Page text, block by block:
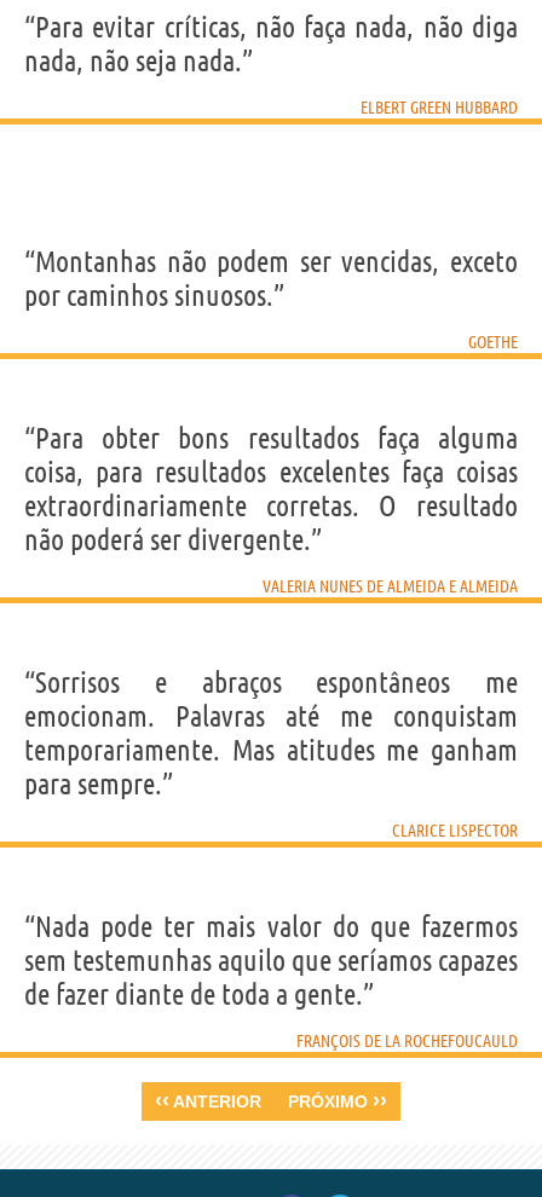
“Para evitar críticas, não faça nada, não diga
nada, não seja nada.”
ELBERT GREEN HUBBARD
“Montanhas não podem ser vencidas, exceto
por caminhos sinuosos.”
GOETHE
“Para obter bons resultados faça alguma
coisa, para resultados excelentes faça coisas
extraordinariamente corretas. O resultado
não poderá ser divergente.”
VALERIA NUNES DE ALMEIDA E ALMEIDA
“Sorrisos e abraços espontâneos me
emocionam. Palavras até me conquistam
temporariamente. Mas atitudes me ganham
para sempre.”
CLARICE LISPECTOR
“Nada pode ter mais valor do que fazermos
sem testemunhas aquilo que seríamos capazes
de fazer diante de toda a gente.”
FRANÇOIS DE LA ROCHEFOUCAULD
‹‹ ANTERIOR PRÓXIMO ››